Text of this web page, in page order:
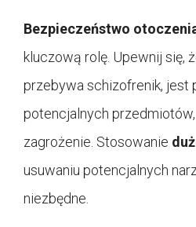
Bezpieczeństwo
kluczową rolę. Upewnij się,
przebywa schizofrenik, jest
potencjalnych
zagrożenie. Stosowanie
usuwaniu potencjalnych
niezbędne.